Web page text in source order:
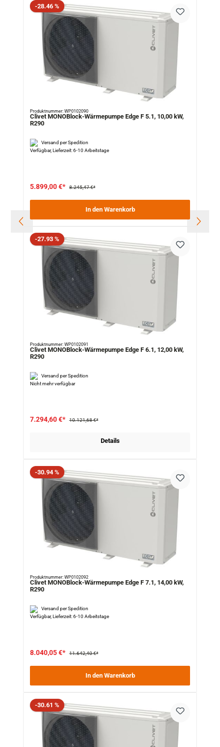
Rabatt
-28.46 %
Produktnummer: WP0102090
Clivet MONOBlock-Wärmepumpe Edge F 5.1, 10,00 kW,
R290
Versand per Spedition
Verfügbar, Lieferzeit: 6-10 Arbeitstage
5.899,00 €* 8.245,47 €*
In den Warenkorb
Rabatt
-27.93 %
Produktnummer: WP0102091
Clivet MONOBlock-Wärmepumpe Edge F 6.1, 12,00 kW,
R290
Versand per Spedition
Nicht mehr verfügbar
7.294,60 €* 10.121,68 €*
Details
Rabatt
-30.94 %
Produktnummer: WP0102092
Clivet MONOBlock-Wärmepumpe Edge F 7.1, 14,00 kW,
R290
Versand per Spedition
Verfügbar, Lieferzeit: 6-10 Arbeitstage
8.040,05 €* 11.642,40 €*
In den Warenkorb
Rabatt
-30.61 %